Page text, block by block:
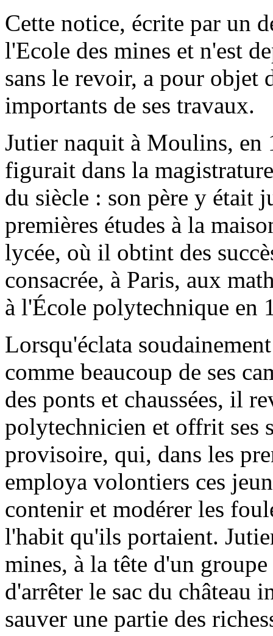
Cette notice, écrite par un
l'Ecole des mines et n'est
sans le revoir, a pour objet
importants de ses travaux.
Jutier naquit à Moulins,
figurait dans la
du siècle : son père y était
premières études à la
lycée, où il obtint des
consacrée, à Paris, aux
à l'École polytechnique en
Lorsqu'éclata
comme beaucoup de ses
des ponts et chaussées, il
polytechnicien et offrit ses
provisoire, qui, dans les
employa volontiers ces
contenir et modérer les
l'habit qu'ils portaient.
mines, à la tête d'un
d'arrêter le sac du château
sauver une partie des